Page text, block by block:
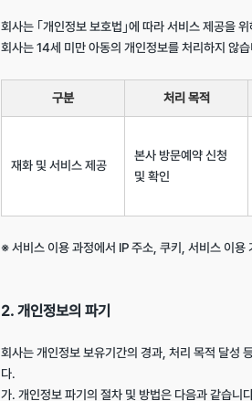
회사는 ｢개인정보 보호법｣에 따라 서비스 제공을
회사는 14세 미만 아동의 개인정보를 처리하지 않
구분 처리 목적
재화 및 서비스 제공
본사 방문예약 신청
및 확인
※ 서비스 이용 과정에서 IP 주소, 쿠키, 서비스 이
2. 개인정보의 파기
회사는 개인정보 보유기간의 경과, 처리 목적 달성
다.
가. 개인정보 파기의 절차 및 방법은 다음과 같습니